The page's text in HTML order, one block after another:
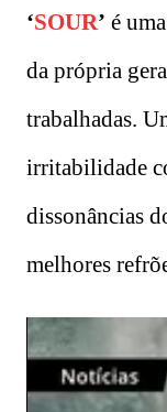
‘SOUR’ é
da própria
trabalhadas.
irritabilidade
dissonâncias
melhores